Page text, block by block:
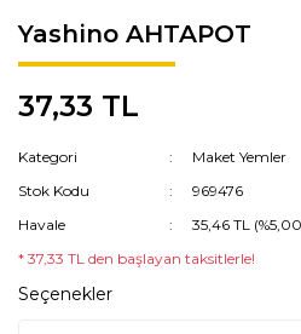
Yashino AHTAPOT
37,33 TL
Kategori
Maket Yemler
Stok Kodu
969476
Havale
35,46 TL
* 37,33 TL den başlayan taksitlerle!
Seçenekler